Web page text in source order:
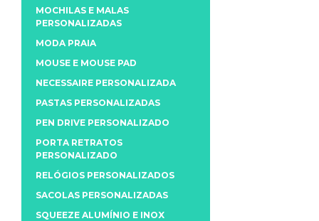
MOCHILAS E MALAS
PERSONALIZADAS
MODA PRAIA
MOUSE E MOUSE PAD
NECESSAIRE PERSONALIZADA
PASTAS PERSONALIZADAS
PEN DRIVE PERSONALIZADO
PORTA RETRATOS
PERSONALIZADO
RELÓGIOS PERSONALIZADOS
SACOLAS PERSONALIZADAS
SQUEEZE ALUMÍNIO E INOX